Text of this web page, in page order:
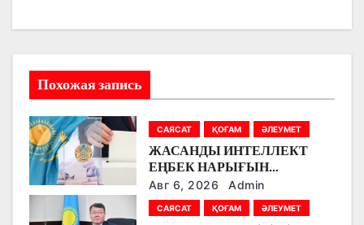
о
з
а
п
Похожая запись
САЯСАТ ҚОҒАМ ӘЛЕУМЕТ
ЖАСАНДЫ ИНТЕЛЛЕКТ
ЕҢБЕК НАРЫҒЫН
ӨЗГЕРТУДЕ: ПАРТИЯЛАР
БІЛІМ БЕРУ МЕН БОЛАШАҚ
МАМАНДЫҚТАРДЫ
Авг 6, 2026 Admin
САЯСАТ ҚОҒАМ ӘЛЕУМЕТ